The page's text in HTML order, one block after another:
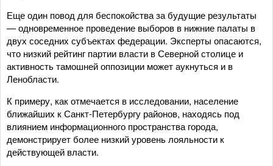
Еще один повод для беспокойства за будущие результаты
— одновременное проведение выборов в нижние палаты в
двух соседних субъектах федерации. Эксперты опасаются,
что низкий рейтинг партии власти в Северной столице и
активность тамошней оппозиции может аукнуться и в
Ленобласти.
К примеру, как отмечается в исследовании, население
ближайших к Санкт-Петербургу районов, находясь под
влиянием информационного пространства города,
демонстрирует более низкий уровень лояльности к
действующей власти.